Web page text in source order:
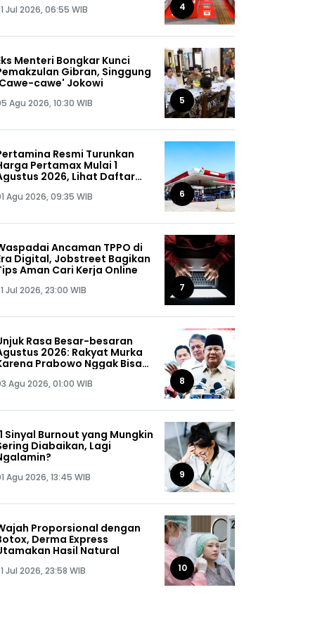
Jul 2026, 06:55 WIB 4
Menteri Bongkar Kunci
Gibran, Singgung
cawe' Jokowi
Agu 2026, 10:30 WIB 5
Resmi Turunkan
Pertamax Mulai 1
2026, Lihat Daftar
Agu 2026, 09:35 WIB 6
Ancaman TPPO di
Digital, Jobstreet Bagikan
Aman Cari Kerja Online
Jul 2026, 23:00 WIB 7
Rasa Besar-besaran
2026: Rakyat Murka
Prabowo Nggak Bisa
Agu 2026, 01:00 WIB 8
Sinyal Burnout yang Mungkin
Diabaikan, Lagi
Agu 2026, 13:45 WIB 9
Proporsional dengan
Derma Express
Hasil Natural
Jul 2026, 23:58 WIB 10